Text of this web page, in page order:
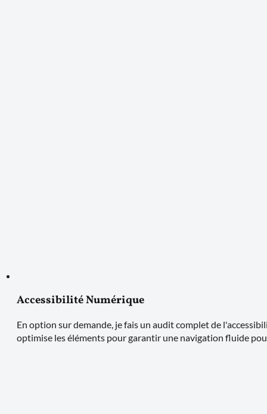
Accessibilité Numérique
En option sur demande, je fais un audit complet de
optimise les éléments pour garantir une navigation fluide